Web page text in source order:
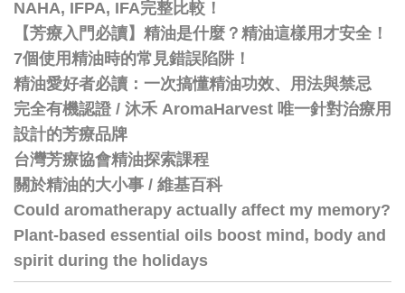
NAHA, IFPA, IFA完整比較！
【芳療入門必讀】精油是什麼？精油這樣用才安全！
7個使用精油時的常見錯誤陷阱！
精油愛好者必讀：一次搞懂精油功效、用法與禁忌
完全有機認證 / 沐禾 AromaHarvest 唯一針對治療用
設計的芳療品牌
台灣芳療協會精油探索課程
關於精油的大小事 / 維基百科
Could aromatherapy actually affect my memory?
Plant-based essential oils boost mind, body and
spirit during the holidays